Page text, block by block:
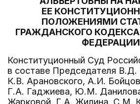
ЕЕ
ПОЛОЖЕНИЯМИ
ГРАЖДАНСКОГО
ФЕДЕРАЦИИ
Конституционный Суд
в составе Председателя В.Д.
К.В. Арановского, А.И.
Г.А. Гаджиева, Ю.М.
Жарковой, Г.А. Жилина, С.М.